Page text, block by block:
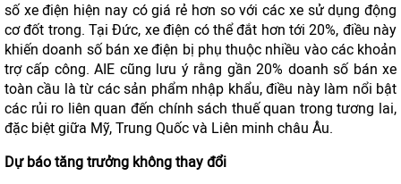
số xe điện hiện nay có giá rẻ hơn so với các xe sử dụng động
cơ đốt trong. Tại Đức, xe điện có thể đắt hơn tới 20%, điều này
khiến doanh số bán xe điện bị phụ thuộc nhiều vào các khoản
trợ cấp công. AIE cũng lưu ý rằng gần 20% doanh số bán xe
toàn cầu là từ các sản phẩm nhập khẩu, điều này làm nổi bật
các rủi ro liên quan đến chính sách thuế quan trong tương lai,
đặc biệt giữa Mỹ, Trung Quốc và Liên minh châu Âu.
Dự báo tăng trưởng không thay đổi